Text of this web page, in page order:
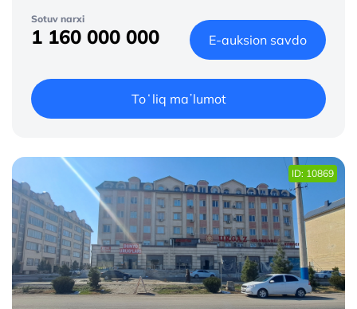
Sotuv narxi
1 160 000 000 E-auksion savdo
Toʻliq maʼlumot
ID: 10869